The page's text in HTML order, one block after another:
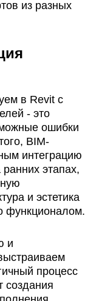
из разных
в Revit с
- это
ошибки
BIM-
интеграцию
этапах,
и эстетика
функционалом.
и
процесс
создания